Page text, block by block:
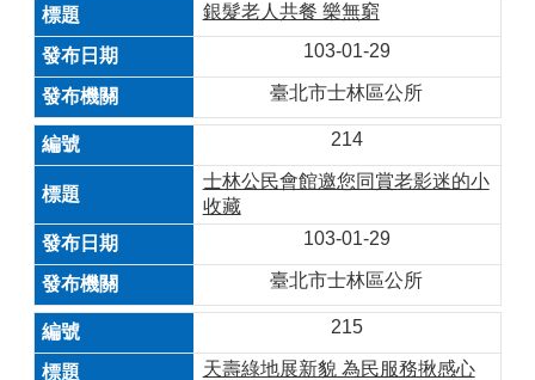
銀髮老人共餐 樂無窮
103-01-29
臺北市士林區公所
214
士林公民會館邀您同賞老影迷的小
收藏
103-01-29
臺北市士林區公所
215
天壽綠地展新貌 為民服務揪感心